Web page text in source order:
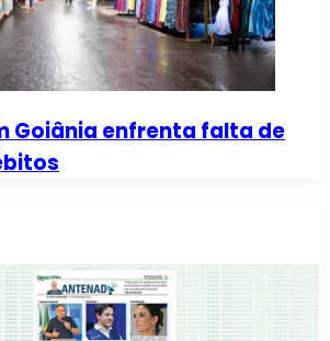
Goiânia enfrenta falta de